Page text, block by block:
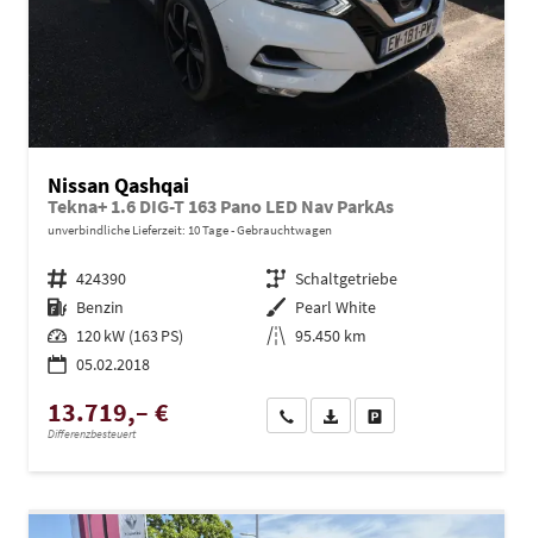
Nissan Qashqai
Tekna+ 1.6 DIG-T 163 Pano LED Nav ParkAs
unverbindliche Lieferzeit: 10 Tage Gebrauchtwagen
Fahrzeugnr. 424390 Getriebe Schaltgetriebe
Kraftstoff Benzin Außenfarbe Pearl White
Leistung 120 kW (163 PS) Kilometerstand 95.450 km
05.02.2018
13.719,– €
Differenzbesteuert
Wir rufen Sie anPDF-Datei, Fahrzeugexposé